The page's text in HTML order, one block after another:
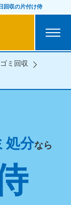
回収の片付け侍
ミ回収
処分なら